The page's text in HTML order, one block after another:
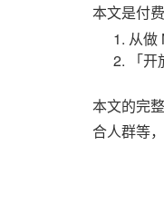
本文是付
从做
「
本文的完
合人群等